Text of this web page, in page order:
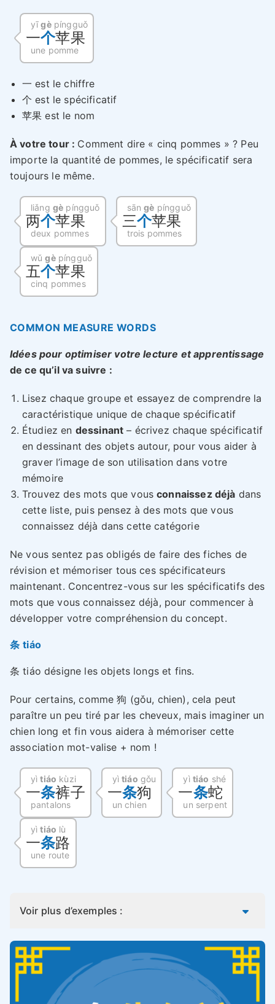
yīgèpíngguǒ
一个苹果
une pomme
一 est le chiffre
个 est le spécificatif
苹果 est le nom
À votre tour : Comment dire « cinq pommes » ? Peu
importe la quantité de pommes, le spécificatif sera
toujours le même.
liǎng gè píngguǒ
两个苹果
deux pommes
sāngè píngguǒ
三个苹果
trois pommes
wǔgèpíngguǒ
五个苹果
cinq pommes
COMMON MEASURE WORDS
Idées pour optimiser votre lecture et apprentissage
de ce qu’il va suivre :
Lisez chaque groupe et essayez de comprendre la
caractéristique unique de chaque spécificatif
Étudiez en dessinant – écrivez chaque spécificatif
en dessinant des objets autour, pour vous aider à
graver l’image de son utilisation dans votre
mémoire
Trouvez des mots que vousconnaissez déjà dans
cette liste, puis pensez à des mots que vous
connaissez déjà dans cette catégorie
Ne vous sentez pas obligés de faire des fiches de
révision et mémoriser tous ces spécificateurs
maintenant. Concentrez-vous sur les spécificatifs des
mots que vous connaissez déjà, pour commencer à
développer votre compréhension du concept.
条 tiáo
条 tiáo désigne les objets longs et fins.
Pour certains, comme 狗 (gǒu, chien), cela peut
paraître un peu tiré par les cheveux, mais imaginer un
chien long et fin vous aidera à mémoriser cette
association mot-valise + nom !
yìtiáo kùzi
一条裤子
pantalons
yìtiáo gǒu
一条狗
un chien
yì tiáo shé
一条蛇
un serpent
yìtiáo lù
一条路
une route
Voir plus d’exemples :